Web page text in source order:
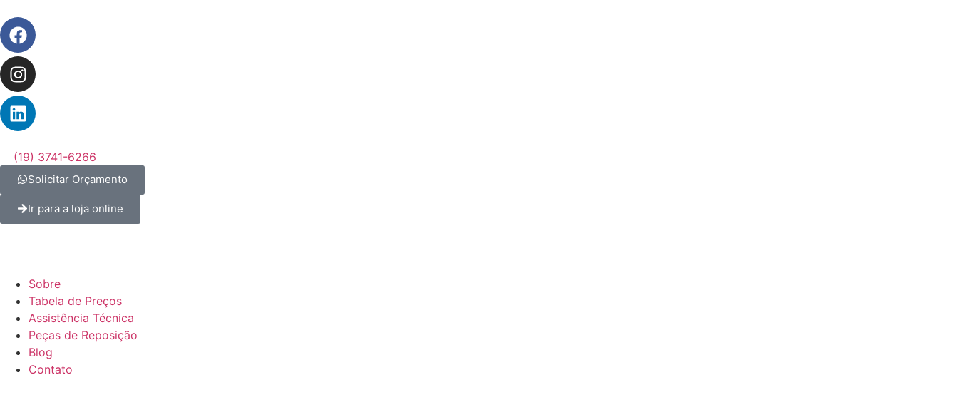
(19) 3741-6266
Solicitar Orçamento
Ir para a loja online
Sobre
Tabela de Preços
Assistência Técnica
Peças de Reposição
Blog
Contato